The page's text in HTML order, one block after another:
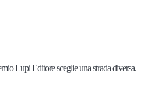
Lupi Editore sceglie una strada diversa.